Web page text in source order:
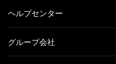
ヘルプセンター
グループ会社